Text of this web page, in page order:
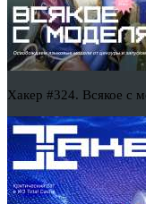
Хакер #324. Всякое с